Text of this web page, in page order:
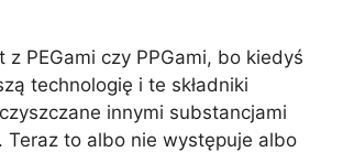
z PEGami czy PPGami, bo kiedyś
technologię i te składniki
innymi substancjami
Teraz to albo nie występuje albo